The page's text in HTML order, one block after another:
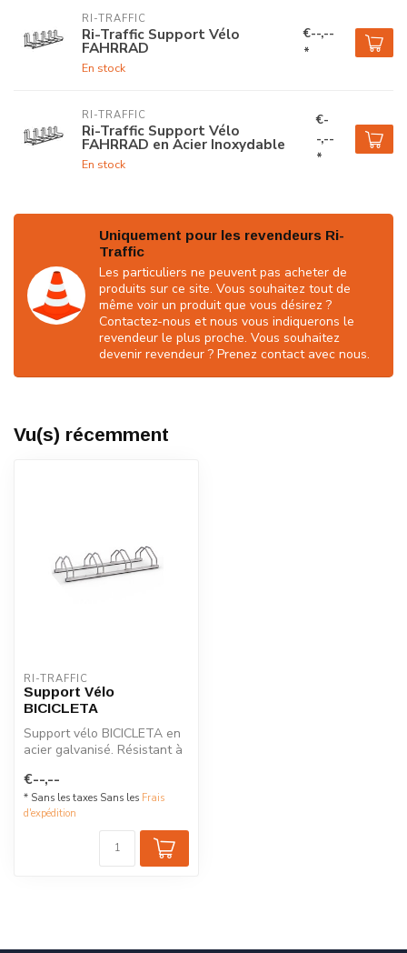
RI-TRAFFIC
Ri-Traffic Support Vélo
FAHRRAD
En stock
€--,--
*
RI-TRAFFIC
Ri-Traffic Support Vélo
FAHRRAD en Acier Inoxydable
En stock
€-
-,--
*
Uniquement pour les revendeurs Ri-
Traffic
Les particuliers ne peuvent pas acheter de
produits sur ce site. Vous souhaitez tout de
même voir un produit que vous désirez ?
Contactez-nous et nous vous indiquerons le
revendeur le plus proche. Vous souhaitez
devenir revendeur ? Prenez contact avec nous.
Vu(s) récemment
RI-TRAFFIC
Support Vélo
BICICLETA
Support vélo BICICLETA en
acier galvanisé. Résistant à
€--,--
* Sans les taxes Sans les Frais
d'expédition